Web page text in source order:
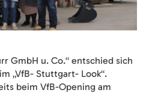
GmbH u. Co.“ entschied sich
„VfB- Stuttgart- Look“.
beim VfB-Opening am